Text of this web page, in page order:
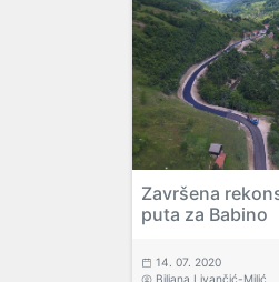
Završena
puta za Babino
14. 07. 2020
Biljana Livančić-Milić